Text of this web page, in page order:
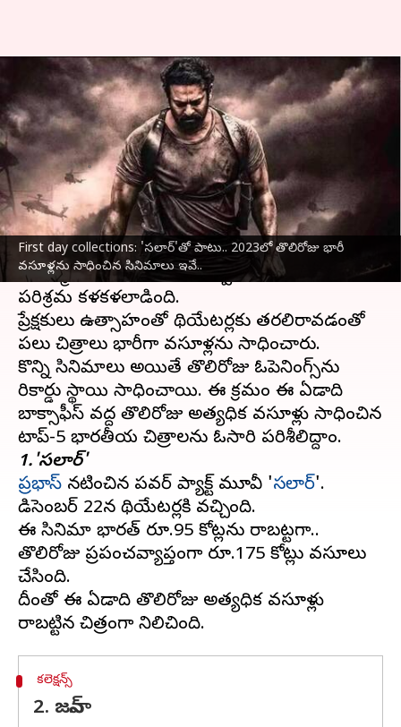
First day collections: 'సలార్'తో పాటు.. 2023లో తొలిరోజు భారీ
వసూళ్లను సాధించిన సినిమాలు ఇవే..
'సలార్'తో పాటు.. 2023లో తొలిరోజు
భారీ వసూళ్లను సాధించిన సినిమాలు
ఇవే..
వ్రాసిన వారు Stalin Dec 23, 2023 06:06 pm
ఈ వార్తాకథనం ఏంటి
2023లో అనేక భారతీయ చిత్రాలు బాక్సాఫీస్ వద్ద
దుమ్ముదిలిపాయి. కరోనా తర్వాత ఈ ఏడాది సినిమా
పరిశ్రమ కళకళలాడింది.
ప్రేక్షకులు ఉత్సాహంతో థియేటర్లకు తరలిరావడంతో
పలు చిత్రాలు భారీగా వసూళ్లను సాధించారు.
కొన్ని సినిమాలు అయితే తొలిరోజు ఓపెనింగ్స్‌ను
రికార్డు స్థాయిలో సాధించాయి. ఈ క్రమంలో ఈ ఏడాది
బాక్సాఫీస్ వద్ద తొలిరోజు అత్యధిక వసూళ్లు సాధించిన
1.'సలార్'
ప్రభాస్ నటించిన పవర్ ప్యాక్ట్ మూవీ 'సలార్'.
డిసెంబర్ 22న థియేటర్లలోకి వచ్చింది.
ఈ సినిమా భారత్‌లో రూ.95 కోట్లను రాబట్టగా..
తొలిరోజు ప్రపంచవ్యాప్తంగా రూ.175 కోట్లు వసూలు
చేసింది.
దీంతో ఈ ఏడాది తొలిరోజు అత్యధిక వసూళ్లు
కలెక్షన్స్
2. జవాన్